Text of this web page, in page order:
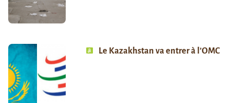
Le Kazakhstan va entrer à l’OMC